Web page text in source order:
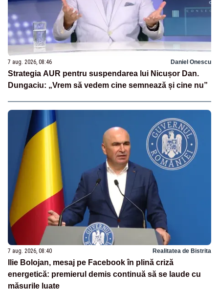
7 aug. 2026, 08:46 Daniel Onescu
Strategia AUR pentru suspendarea lui Nicușor Dan.
Dungaciu: „Vrem să vedem cine semnează și cine nu”
7 aug. 2026, 08:40 Realitatea de Bistrita
Ilie Bolojan, mesaj pe Facebook în plină criză
energetică: premierul demis continuă să se laude cu
măsurile luate